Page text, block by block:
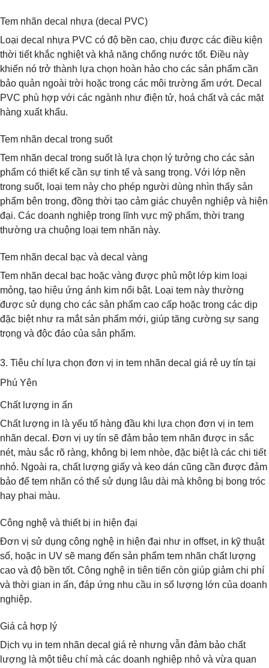
Tem nhãn decal nhựa (decal PVC)
Loại decal nhựa PVC có độ bền cao, chịu được các điều kiện
thời tiết khắc nghiệt và khả năng chống nước tốt. Điều này
khiến nó trở thành lựa chọn hoàn hảo cho các sản phẩm cần
bảo quản ngoài trời hoặc trong các môi trường ẩm ướt. Decal
PVC phù hợp với các ngành như điện tử, hoá chất và các mặt
hàng xuất khẩu.
Tem nhãn decal trong suốt
Tem nhãn decal trong suốt là lựa chọn lý tưởng cho các sản
phẩm có thiết kế cần sự tinh tế và sang trọng. Với lớp nền
trong suốt, loại tem này cho phép người dùng nhìn thấy sản
phẩm bên trong, đồng thời tạo cảm giác chuyên nghiệp và hiện
đại. Các doanh nghiệp trong lĩnh vực mỹ phẩm, thời trang
thường ưa chuộng loại tem nhãn này.
Tem nhãn decal bạc và decal vàng
Tem nhãn decal bạc hoặc vàng được phủ một lớp kim loại
mỏng, tạo hiệu ứng ánh kim nổi bật. Loại tem này thường
được sử dụng cho các sản phẩm cao cấp hoặc trong các dịp
đặc biệt như ra mắt sản phẩm mới, giúp tăng cường sự sang
trọng và độc đáo của sản phẩm.
3. Tiêu chí lựa chọn đơn vị in tem nhãn decal giá rẻ uy tín tại
Phú Yên
Chất lượng in ấn
Chất lượng in là yếu tố hàng đầu khi lựa chọn đơn vị in tem
nhãn decal. Đơn vị uy tín sẽ đảm bảo tem nhãn được in sắc
nét, màu sắc rõ ràng, không bị lem nhòe, đặc biệt là các chi tiết
nhỏ. Ngoài ra, chất lượng giấy và keo dán cũng cần được đảm
bảo để tem nhãn có thể sử dụng lâu dài mà không bị bong tróc
hay phai màu.
Công nghệ và thiết bị in hiện đại
Đơn vị sử dụng công nghệ in hiện đại như in offset, in kỹ thuật
số, hoặc in UV sẽ mang đến sản phẩm tem nhãn chất lượng
cao và độ bền tốt. Công nghệ in tiên tiến còn giúp giảm chi phí
và thời gian in ấn, đáp ứng nhu cầu in số lượng lớn của doanh
nghiệp.
Giá cả hợp lý
Dịch vụ in tem nhãn decal giá rẻ nhưng vẫn đảm bảo chất
lượng là một tiêu chí mà các doanh nghiệp nhỏ và vừa quan